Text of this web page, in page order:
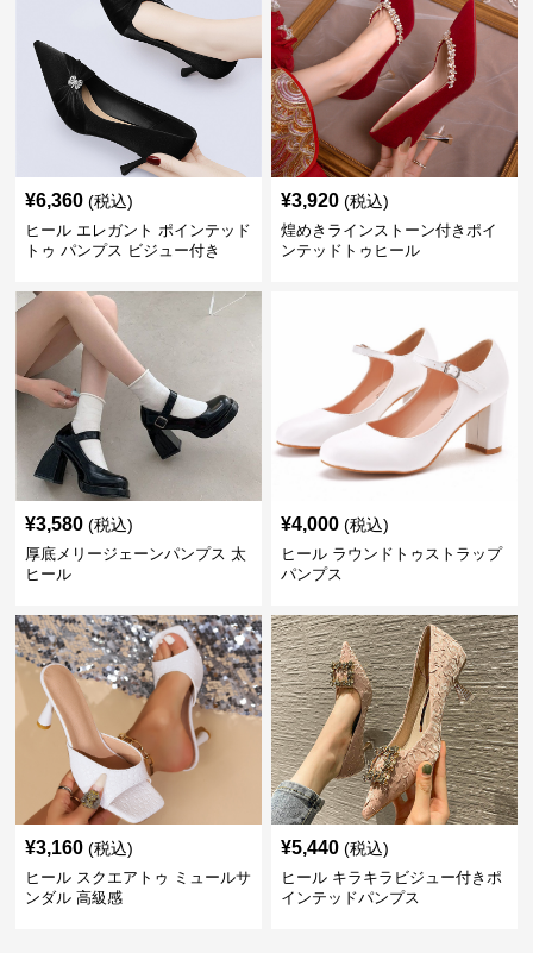
¥6,360 (税込)
ヒール エレガント ポインテッド
トゥ パンプス ビジュー付き
¥3,920 (税込)
煌めきラインストーン付きポイ
ンテッドトゥヒール
¥3,580 (税込)
厚底メリージェーンパンプス 太
ヒール
¥4,000 (税込)
ヒール ラウンドトゥストラップ
パンプス
¥3,160 (税込)
ヒール スクエアトゥ ミュールサ
ンダル 高級感
¥5,440 (税込)
ヒール キラキラビジュー付きポ
インテッドパンプス